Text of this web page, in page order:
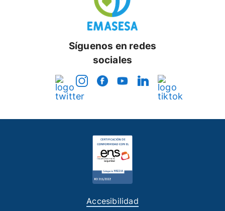
Síguenos en redes
sociales
Accesibilidad